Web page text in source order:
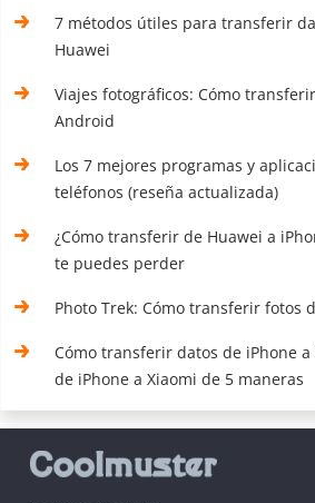
7 métodos útiles para transferir
Huawei
Viajes fotográficos: Cómo
Android
Los 7 mejores programas y
teléfonos (reseña actualizada)
¿Cómo transferir de Huawei a
te puedes perder
Photo Trek: Cómo transferir fotos
Cómo transferir datos de iPhone
de iPhone a Xiaomi de 5 maneras